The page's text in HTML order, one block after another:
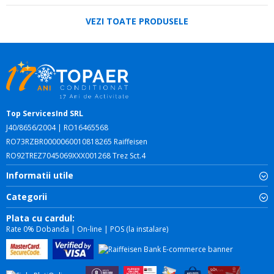
VEZI TOATE PRODUSELE
Top ServicesInd SRL
J40/8656/2004 | RO16465568
RO73RZBR0000060010818265 Raiffeisen
RO92TREZ7045069XXX001268 Trez Sct.4
Informatii utile
Categorii
Plata cu cardul:
Rate 0% Dobanda | On-line | POS (la instalare)